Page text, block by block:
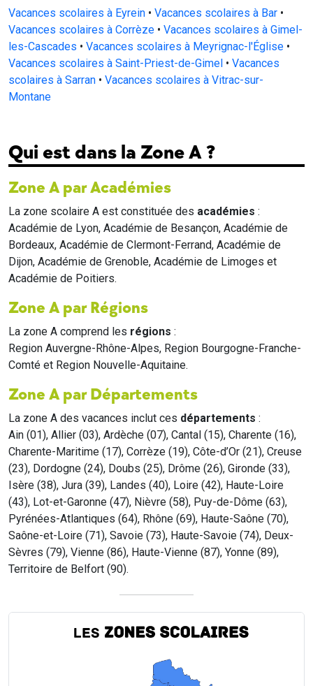
Vacances scolaires à Eyrein • Vacances scolaires à Bar •
Vacances scolaires à Corrèze • Vacances scolaires à Gimel-
les-Cascades • Vacances scolaires à Meyrignac-l'Église •
Vacances scolaires à Saint-Priest-de-Gimel • Vacances
scolaires à Sarran • Vacances scolaires à Vitrac-sur-
Montane
Qui est dans la Zone A ?
Zone A par Académies
La zone scolaire A est constituée des académies :
Académie de Lyon, Académie de Besançon, Académie de
Bordeaux, Académie de Clermont-Ferrand, Académie de
Dijon, Académie de Grenoble, Académie de Limoges et
Académie de Poitiers.
Zone A par Régions
La zone A comprend les régions :
Region Auvergne-Rhône-Alpes, Region Bourgogne-Franche-
Comté et Region Nouvelle-Aquitaine.
Zone A par Départements
La zone A des vacances inclut ces départements :
Ain (01), Allier (03), Ardèche (07), Cantal (15), Charente (16),
Charente-Maritime (17), Corrèze (19), Côte-d’Or (21), Creuse
(23), Dordogne (24), Doubs (25), Drôme (26), Gironde (33),
Isère (38), Jura (39), Landes (40), Loire (42), Haute-Loire
(43), Lot-et-Garonne (47), Nièvre (58), Puy-de-Dôme (63),
Pyrénées-Atlantiques (64), Rhône (69), Haute-Saône (70),
Saône-et-Loire (71), Savoie (73), Haute-Savoie (74), Deux-
Sèvres (79), Vienne (86), Haute-Vienne (87), Yonne (89),
Territoire de Belfort (90).